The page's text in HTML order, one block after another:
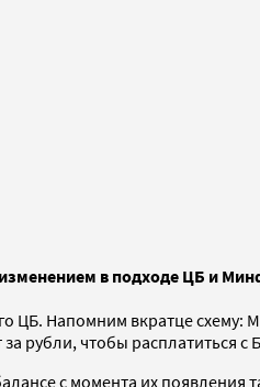
в подходе ЦБ и
ЦБ. Напомним вкратце схему:
рубли, чтобы расплатиться с
с момента их появления